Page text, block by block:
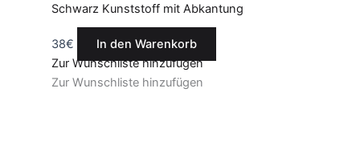
Schwarz Kunststoff mit Abkantung
38€
In den Warenkorb
Zur Wunschliste hinzufügen
Zur Wunschliste hinzufügen